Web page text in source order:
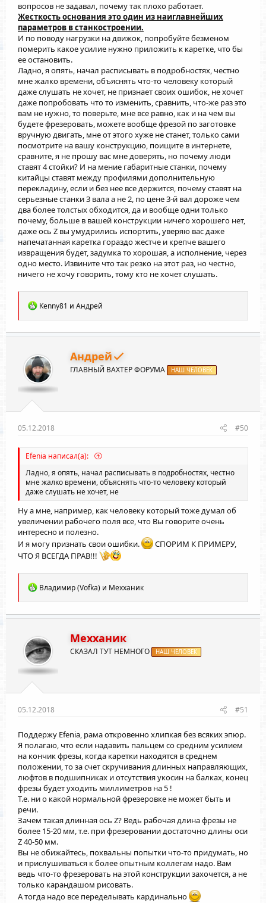
вопросов не задавал, почему так плохо работает.
Жесткость основания это один из наиглавнейших
параметров в станкостроении.
И по поводу нагрузки на движок, попробуйте безменом
померить какое усилие нужно приложить к каретке, что бы
ее остановить.
Ладно, я опять, начал расписывать в подробностях, честно
мне жалко времени, объяснять что-то человеку который
даже слушать не хочет, не признает своих ошибок, не хочет
даже попробовать что то изменить, сравнить, что-же раз это
вам не нужно, то поверьте, мне все равно, как и на чем вы
будете фрезеровать, можете вообще фрезой по заготовке
вручную двигать, мне от этого хуже не станет, только сами
посмотрите на вашу конструкцию, поищите в интернете,
сравните, я не прошу вас мне доверять, но почему люди
ставят 4 стойки? И на мение габаритные станки, почему
китайцы ставят между профилями дополнительную
перекладину, если и без нее все держится, почему ставят на
серьезные станки 3 вала а не 2, по цене 3-й вал дороже чем
два более толстых обходится, да и вообще одни только
почему, больше в вашей конструкции ничего хорошего нет,
даже ось Z вы умудрились испортить, уверяю вас даже
напечатанная каретка гораздо жестче и крепче вашего
извращения будет, задумка то хорошая, а исполнение, через
одно место. Извините что так резко на этот раз, но честно,
ничего не хочу говорить, тому кто не хочет слушать.
Р
а
к
и
и
:
Kenny81 и Андрей
Андрей
ГЛАВНЫЙ ВАХТЕР ФОРУМА НАШ ЧЕЛОВЕК
05.12.2018 #50
Efenia написал(а):
Ладно, я опять, начал расписывать в подробностях, честно
мне жалко времени, объяснять что-то человеку который
даже слушать не хочет, не
Ну а мне, например, как человеку который тоже думал об
увеличении рабочего поля все, что Вы говорите очень
интересно и полезно.
И я могу признать свои ошибки.
СПОРИМ К ПРИМЕРУ,
ЧТО Я ВСЕГДА ПРАВ!!!
Р
а
к
и
и
:
Владимир (Vofka) и Мехханик
Мехханик
СКАЗАЛ ТУТ НЕМНОГО НАШ ЧЕЛОВЕК
05.12.2018 #51
Поддержу Efenia, рама откровенно хлипкая без всяких эпюр.
Я полагаю, что если надавить пальцем со средним усилием
на кончик фрезы, когда каретки находятся в среднем
положении, то за счет скручивания длинных направляющих,
люфтов в подшипниках и отсутствия укосин на балках, конец
фрезы будет уходить миллиметров на 5 !
Т.е. ни о какой нормальной фрезеровке не может быть и
речи.
Зачем такая длинная ось Z? Ведь рабочая длина фрезы не
более 15-20 мм, т.е. при фрезеровании достаточно длины оси
Z 40-50 мм.
Вы не обижайтесь, похвальны попытки что-то придумать, но
и прислушиваться к более опытным коллегам надо. Вам
ведь что-то фрезеровать на этой конструкции захочется, а не
только карандашом рисовать.
А тогда надо все переделывать кардинально